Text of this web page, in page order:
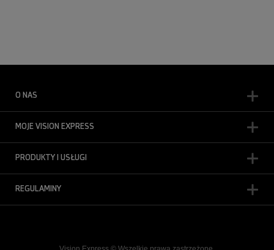
O NAS
MOJE VISION EXPRESS
PRODUKTY I USŁUGI
REGULAMINY